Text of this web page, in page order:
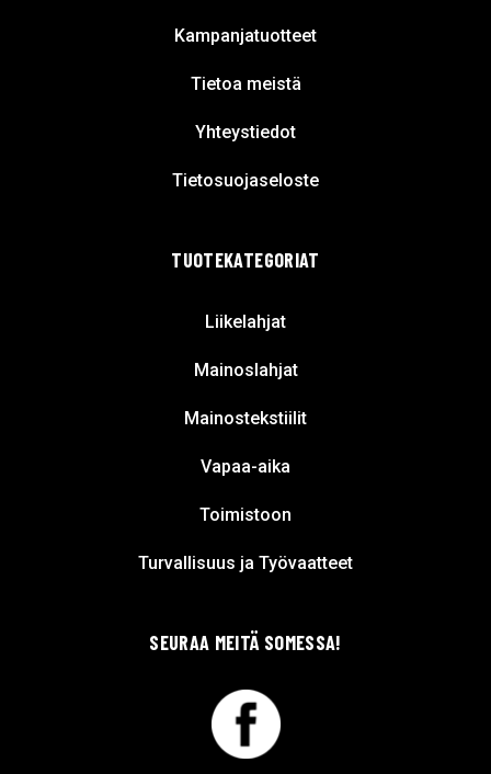
Kampanjatuotteet
Tietoa meistä
Yhteystiedot
Tietosuojaseloste
TUOTEKATEGORIAT
Liikelahjat
Mainoslahjat
Mainostekstiilit
Vapaa-aika
Toimistoon
Turvallisuus ja Työvaatteet
SEURAA MEITÄ SOMESSA!